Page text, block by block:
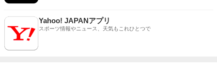
Yahoo! JAPANアプリ
スポーツ情報やニュース、天気もこれひとつで